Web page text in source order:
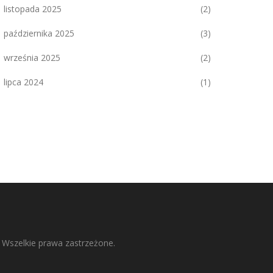
listopada 2025 (2)
października 2025 (3)
września 2025 (2)
lipca 2024 (1)
prawa zastrzeżone.